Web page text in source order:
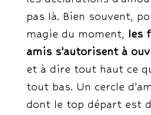
pas là. Bien souvent,
magie du moment, les
amis s’autorisent à
et à dire tout haut ce
tout bas. Un cercle
dont le top départ est